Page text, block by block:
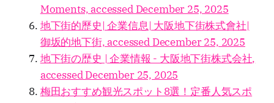
Moments, accessed December 25, 2025
地下街的歷史| 企業信息| 大阪地下街株式會社|
御坂的地下街, accessed December 25, 2025
地下街の歴史 | 企業情報 - 大阪地下街株式会社,
accessed December 25, 2025
梅田おすすめ観光スポット8選！定番人気スポ